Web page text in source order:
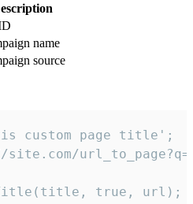
name
source
custom page title';
true, url);